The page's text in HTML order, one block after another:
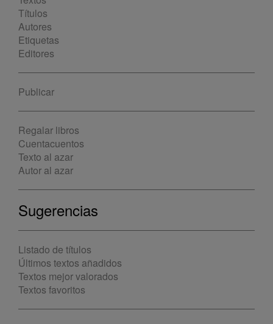
Títulos
Autores
Etiquetas
Editores
Publicar
Regalar libros
Cuentacuentos
Texto al azar
Autor al azar
Sugerencias
Listado de títulos
Últimos textos añadidos
Textos mejor valorados
Textos favoritos